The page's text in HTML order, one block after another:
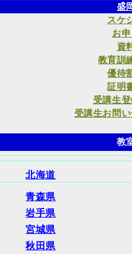
盛
スケ
お
資
教育訓
優待
証明
受講生
受講生お問
教
北海道
青森県
岩手県
宮城県
秋田県